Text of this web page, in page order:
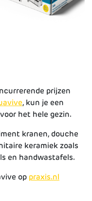
prijzen
, kun je een
het hele gezin.
kranen, douche
keramiek zoals
en handwastafels.
op praxis.nl